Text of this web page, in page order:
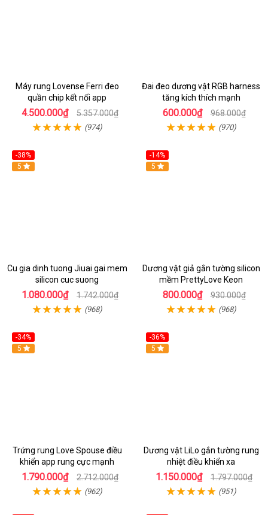
Máy rung Lovense Ferri đeo
quần chip kết nối app
4.500.000₫ 5.357.000₫
(974)
Đai đeo dương vật RGB harness
tăng kích thích mạnh
600.000₫ 968.000₫
(970)
-38%
5
Cu gia dinh tuong Jiuai gai mem
silicon cuc suong
1.080.000₫ 1.742.000₫
(968)
-14%
5
Dương vật giả gắn tường silicon
mềm PrettyLove Keon
800.000₫ 930.000₫
(968)
-34%
5
Trứng rung Love Spouse điều
khiển app rung cực mạnh
1.790.000₫ 2.712.000₫
(962)
-36%
5
Dương vật LiLo gắn tường rung
nhiệt điều khiển xa
1.150.000₫ 1.797.000₫
(951)